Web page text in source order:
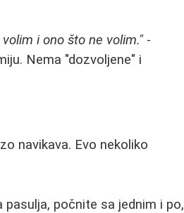
i ono što ne volim." -
Nema "dozvoljene" i
navikava. Evo nekoliko
počnite sa jednim i po,